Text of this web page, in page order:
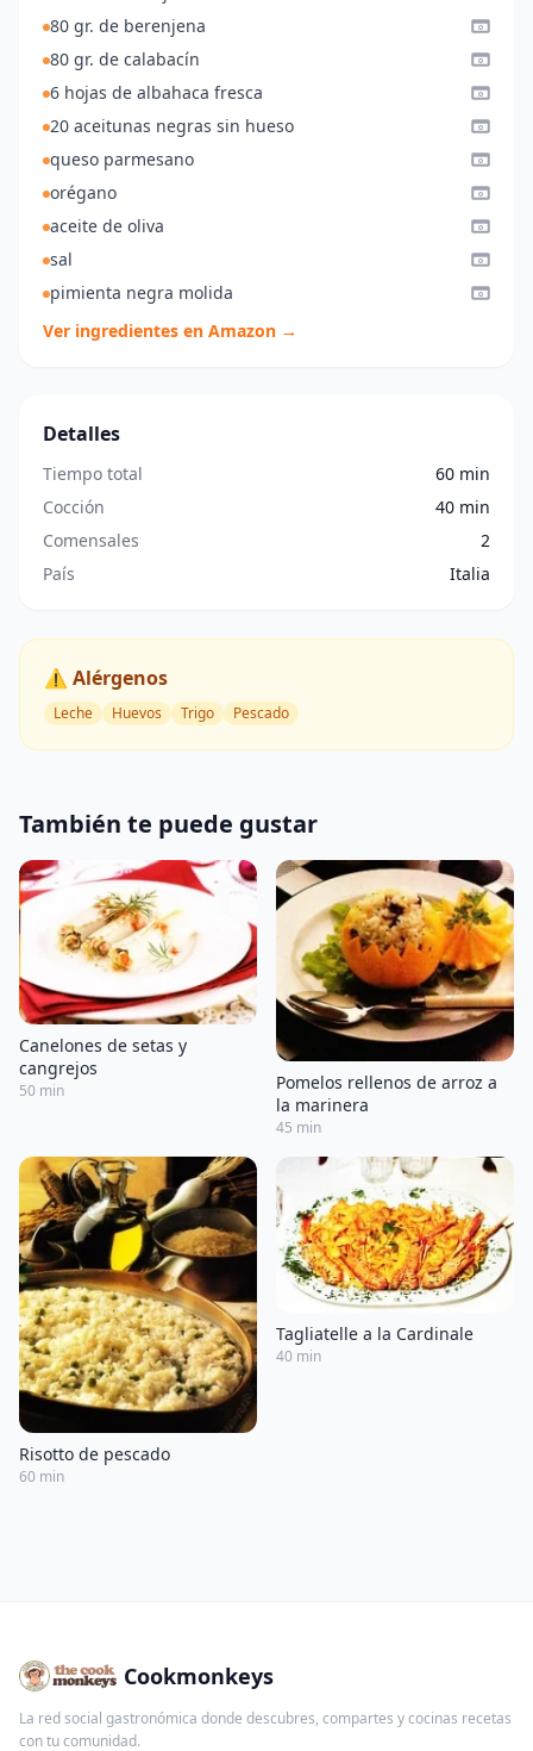
80 gr. de berenjena
80 gr. de calabacín
6 hojas de albahaca fresca
20 aceitunas negras sin hueso
queso parmesano
orégano
aceite de oliva
sal
pimienta negra molida
Ver ingredientes en Amazon →
Detalles
Tiempo total
60 min
Cocción
40 min
Comensales
2
País
Italia
⚠️ Alérgenos
Leche Huevos Trigo Pescado
También te puede gustar
Canelones de setas y
cangrejos
50 min
Pomelos rellenos de arroz a
la marinera
45 min
Risotto de pescado
60 min
Tagliatelle a la Cardinale
40 min
Cookmonkeys
La red social gastronómica donde descubres, compartes y cocinas recetas
con tu comunidad.